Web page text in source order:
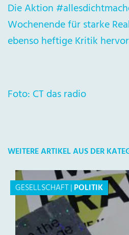
Die Aktion
Wochenende für starke
ebenso heftige Kritik
Foto: CT das radio
WEITERE ARTIKEL AUS DER
GESELLSCHAFT|POLITIK